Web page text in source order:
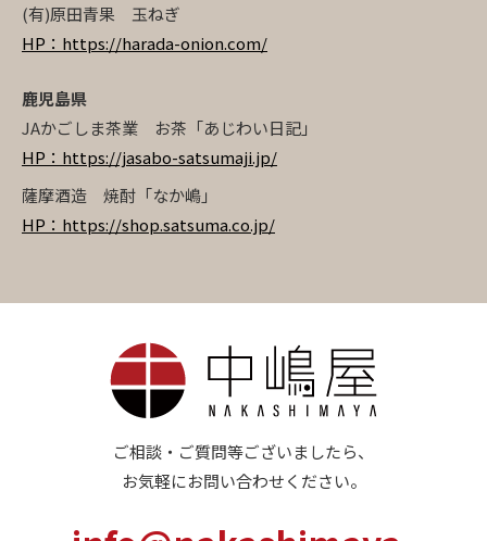
(有)原田青果 玉ねぎ
HP：https://harada-onion.com/
鹿児島県
JAかごしま茶業 お茶「あじわい日記」
HP：https://jasabo-satsumaji.jp/
薩摩酒造 焼酎「なか嶋」
HP：https://shop.satsuma.co.jp/
ご相談・ご質問等ございましたら、
お気軽にお問い合わせください。